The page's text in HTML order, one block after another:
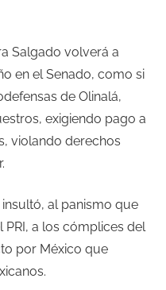
Salgado volverá a
en el Senado, como si
de Olinalá,
exigiendo pago a
violando derechos
al panismo que
a los cómplices del
por México que